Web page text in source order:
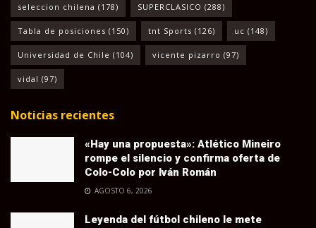
seleccion chilena (178) SUPERCLASICO (288)
Tabla de posiciones (150) tnt Sports (126) uc (148)
Universidad de Chile (104) vicente pizarro (97)
vidal (97)
Noticias recientes
«Hay una propuesta»: Atlético Mineiro
rompe el silencio y confirma oferta de
Colo-Colo por Iván Román
AGOSTO 6, 2026
Leyenda del fútbol chileno le mete